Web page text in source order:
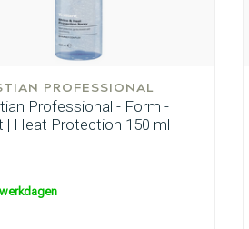
onze
PROFESSIONAL
Professional - Form -
| Heat Protection 150 ml